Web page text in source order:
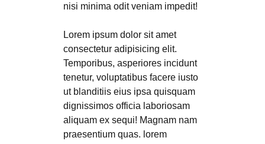
nisi minima odit veniam impedit!
Lorem ipsum dolor sit amet
consectetur adipisicing elit.
Temporibus, asperiores incidunt
tenetur, voluptatibus facere iusto
ut blanditiis eius ipsa quisquam
dignissimos officia laboriosam
aliquam ex sequi! Magnam nam
praesentium quas. lorem